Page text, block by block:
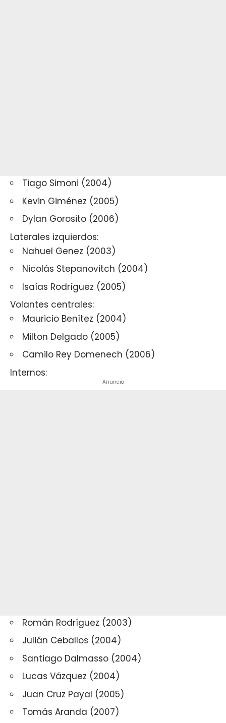
Tiago Simoni (2004)
Kevin Giménez (2005)
Dylan Gorosito (2006)
Laterales izquierdos:
Nahuel Genez (2003)
Nicolás Stepanovitch (2004)
Isaías Rodríguez (2005)
Volantes centrales:
Mauricio Benítez (2004)
Milton Delgado (2005)
Camilo Rey Domenech (2006)
Internos:
Anuncio
Román Rodríguez (2003)
Julián Ceballos (2004)
Santiago Dalmasso (2004)
Lucas Vázquez (2004)
Juan Cruz Payal (2005)
Tomás Aranda (2007)